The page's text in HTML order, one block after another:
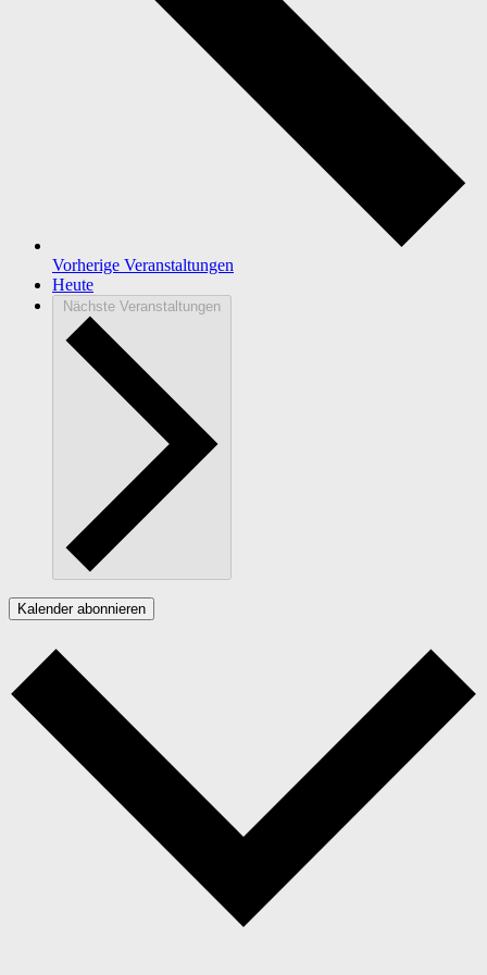
Vorherige Veranstaltungen
Heute
Nächste Veranstaltungen
Kalender abonnieren